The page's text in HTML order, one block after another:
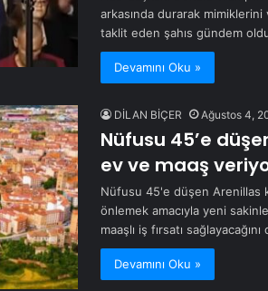
arkasında durarak
taklit eden şahıs gündem
Devamını Oku »
DİLAN BİÇER Ağustos 4,
Nüfusu 45’e
ev ve maaş
Nüfusu 45'e düşen Arenillas
önlemek amacıyla yeni
maaşlı iş fırsatı
Devamını Oku »